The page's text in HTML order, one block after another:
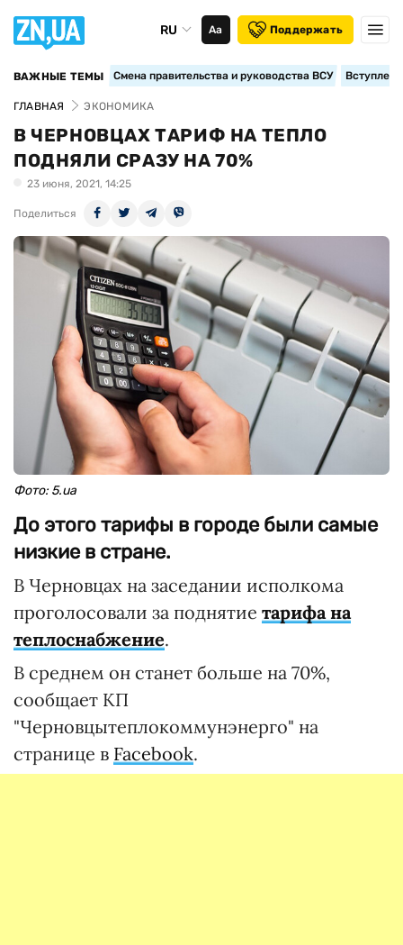
RU Аа Поддержать
ВАЖНЫЕ ТЕМЫ Смена правительства и руководства ВСУ
ГЛАВНАЯ ЭКОНОМИКА
В ЧЕРНОВЦАХ ТАРИФ НА ТЕПЛО
ПОДНЯЛИ СРАЗУ НА 70%
23 июня, 2021, 14:25
Поделиться
Фото: 5.ua
До этого тарифы в городе были самые
низкие в стране.
В Черновцах на заседании исполкома
проголосовали за поднятие тарифа на
теплоснабжение.
В среднем он станет больше на 70%,
сообщает КП
"Черновцытеплокоммунэнерго" на
странице в Facebook.